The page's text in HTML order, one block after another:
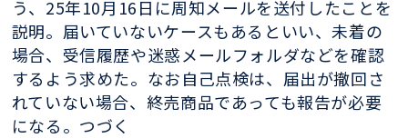
う、25年10月16日に周知メールを送付したことを
説明。届いていないケースもあるといい、未着の
場合、受信履歴や迷惑メールフォルダなどを確認
するよう求めた。なお自己点検は、届出が撤回さ
れていない場合、終売商品であっても報告が必要
になる。つづく